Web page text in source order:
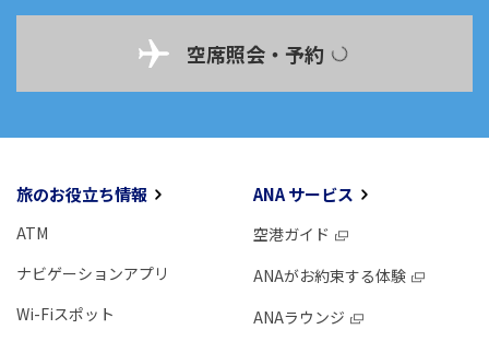
空席照会・予約
旅のお役立ち情報
ATM
ナビゲーションアプリ
Wi-Fiスポット
ANA サービス
空港ガイド
ANAがお約束する体験
ANAラウンジ